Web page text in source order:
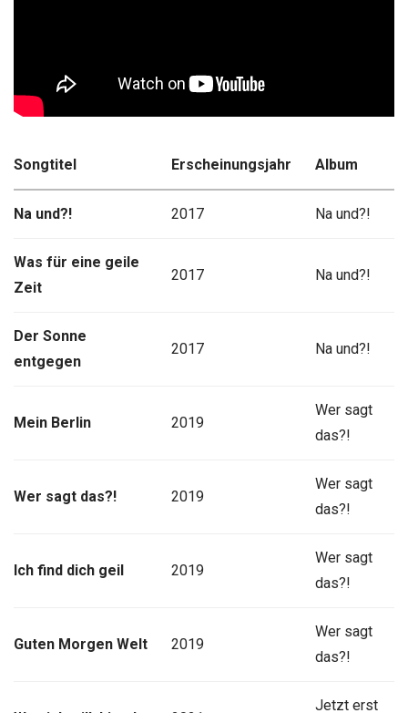
Songtitel Erscheinungsjahr Album
Na und?! 2017 Na und?!
Was für eine geile
Zeit
2017 Na und?!
Der Sonne
entgegen
2017 Na und?!
Mein Berlin 2019
Wer sagt
das?!
Wer sagt das?! 2019
Wer sagt
das?!
Ich find dich geil 2019
Wer sagt
das?!
Guten Morgen Welt 2019
Wer sagt
das?!
Jetzt erst